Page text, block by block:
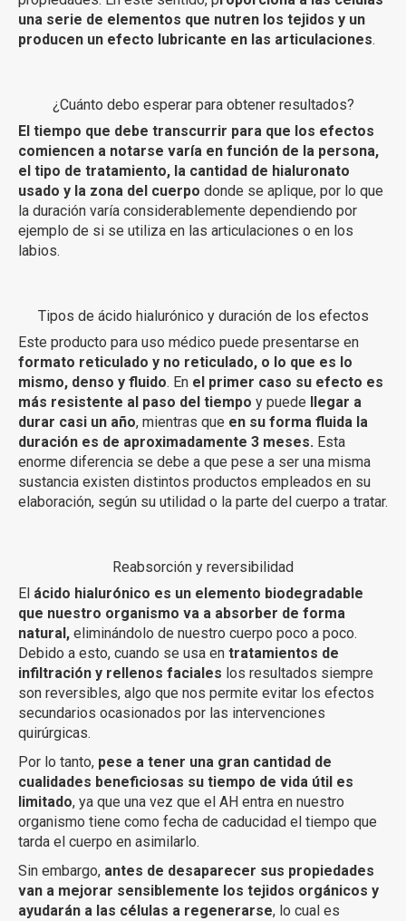
una serie de elementos que nutren los tejidos y un
producen un efecto lubricante en las articulaciones.
¿Cuánto debo esperar para obtener resultados?
El tiempo que debe transcurrir para que los efectos
comiencen a notarse varía en función de la persona,
el tipo de tratamiento, la cantidad de hialuronato
usado y la zona del cuerpo donde se aplique, por lo que
la duración varía considerablemente dependiendo por
ejemplo de si se utiliza en las articulaciones o en los
labios.
Tipos de ácido hialurónico y duración de los efectos
Este producto para uso médico puede presentarse en
formato reticulado y no reticulado, o lo que es lo
mismo, denso y fluido. En el primer caso su efecto es
más resistente al paso del tiempo y puede llegar a
durar casi un año, mientras que en su forma fluida la
duración es de aproximadamente 3 meses. Esta
enorme diferencia se debe a que pese a ser una misma
sustancia existen distintos productos empleados en su
elaboración, según su utilidad o la parte del cuerpo a tratar.
Reabsorción y reversibilidad
El ácido hialurónico es un elemento biodegradable
que nuestro organismo va a absorber de forma
natural, eliminándolo de nuestro cuerpo poco a poco.
Debido a esto, cuando se usa en tratamientos de
infiltración y rellenos faciales los resultados siempre
son reversibles, algo que nos permite evitar los efectos
secundarios ocasionados por las intervenciones
quirúrgicas.
Por lo tanto, pese a tener una gran cantidad de
cualidades beneficiosas su tiempo de vida útil es
limitado, ya que una vez que el AH entra en nuestro
organismo tiene como fecha de caducidad el tiempo que
tarda el cuerpo en asimilarlo.
Sin embargo, antes de desaparecer sus propiedades
van a mejorar sensiblemente los tejidos orgánicos y
ayudarán a las células a regenerarse, lo cual es